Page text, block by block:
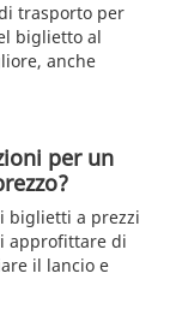
trasporto per
biglietto al
anche
per un
biglietti a prezzi
approfittare di
il lancio e